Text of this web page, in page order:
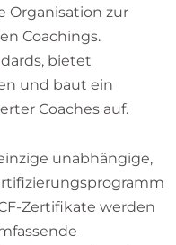
Organisation zur
Coachings.
bietet
und baut ein
Coaches auf.
unabhängige,
Zertifikate werden